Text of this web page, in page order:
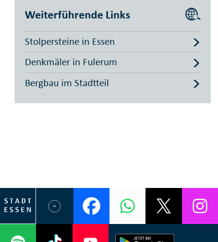
Weiterführende Links
Stolpersteine in Essen
Denkmäler in Fulerum
Bergbau im Stadtteil